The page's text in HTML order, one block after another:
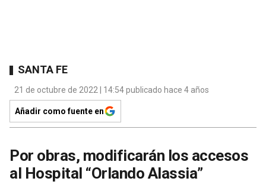
SANTA FE
21 de octubre de 2022 | 14:54 publicado hace 4 años
Añadir como fuente en
Por obras, modificarán los accesos
al Hospital “Orlando Alassia”